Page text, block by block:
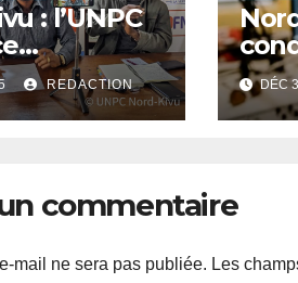
: l’UNPC
des
et
REDACTION DÉC
commentaire
mail ne sera pas publiée. Les